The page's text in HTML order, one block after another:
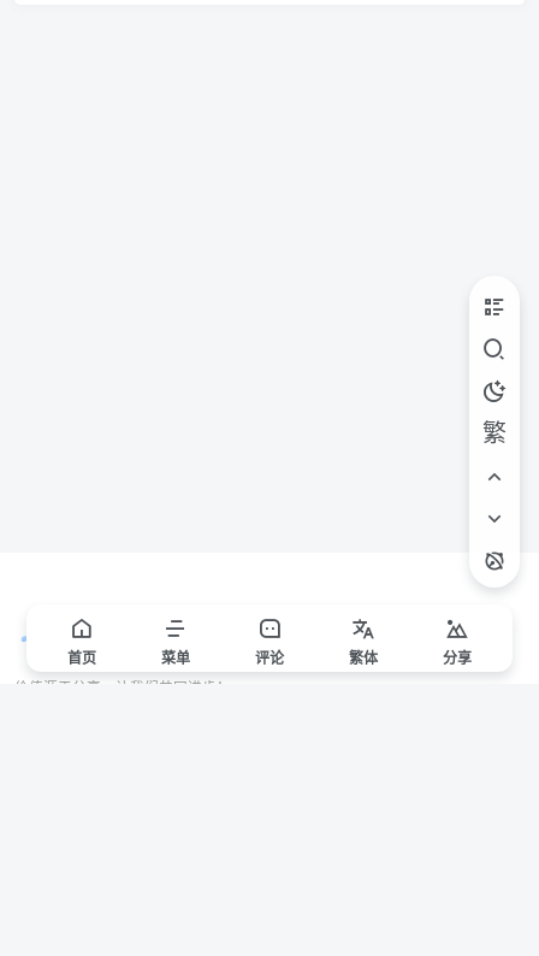
繁
首页 菜单 评论 繁体 分享
价值源于分享，让我们共同进步！